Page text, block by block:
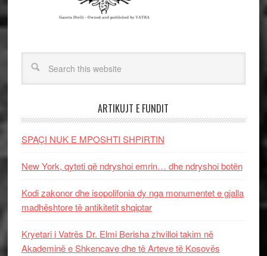
ARTIKUJT E FUNDIT
SPAÇI NUK E MPOSHTI SHPIRTIN
New York, qyteti që ndryshoi emrin… dhe ndryshoi botën
Kodi zakonor dhe isopolifonia dy nga monumentet e gjalla
madhështore të antikitetit shqiptar
Kryetari i Vatrës Dr. Elmi Berisha zhvilloi takim në
Akademinë e Shkencave dhe të Arteve të Kosovës